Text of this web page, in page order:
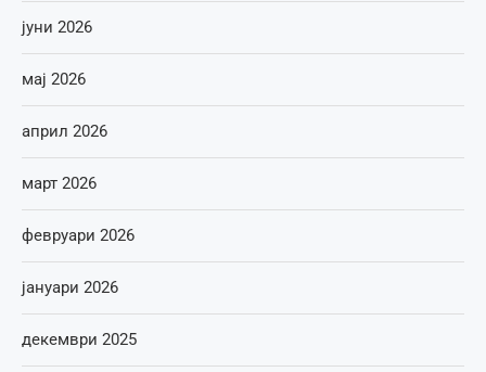
јуни 2026
мај 2026
април 2026
март 2026
февруари 2026
јануари 2026
декември 2025